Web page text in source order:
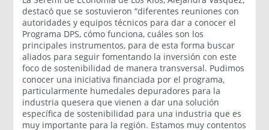
destacó que se sostuvieron “diferentes reuniones con
autoridades y equipos técnicos para dar a conocer el
Programa DPS, cómo funciona, cuáles son los
principales instrumentos, para de esta forma buscar
aliados para seguir fomentando la inversión con este
foco de sostenibilidad de manera transversal. Pudimos
conocer una iniciativa financiada por el programa,
particularmente humedales depuradores para la
industria quesera que vienen a dar una solución
específica de sostenibilidad para una industria que es
muy importante para la región. Estamos muy contentos